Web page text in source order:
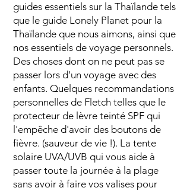
guides essentiels sur la Thaïlande tels
que le guide Lonely Planet pour la
Thaïlande que nous aimons, ainsi que
nos essentiels de voyage personnels.
Des choses dont on ne peut pas se
passer lors d'un voyage avec des
enfants. Quelques recommandations
personnelles de Fletch telles que le
protecteur de lèvre teinté SPF qui
l'empêche d'avoir des boutons de
fièvre. (sauveur de vie !). La tente
solaire UVA/UVB qui vous aide à
passer toute la journée à la plage
sans avoir à faire vos valises pour